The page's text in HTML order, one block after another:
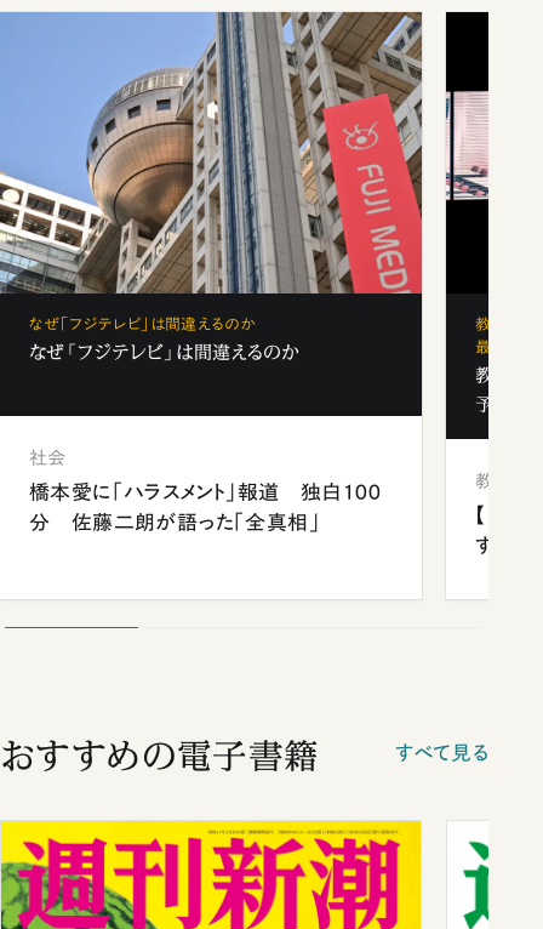
なぜ「フジテレビ」は間違えるのか
なぜ「フジテレビ」は間違えるのか
社会
橋本愛に「ハラスメント」報道 独白100
分 佐藤二朗が語った「全真相」
教育の地
最新勢力
教育の
予備校
教育
【中国
する“
おすすめの電子書籍 すべて見る